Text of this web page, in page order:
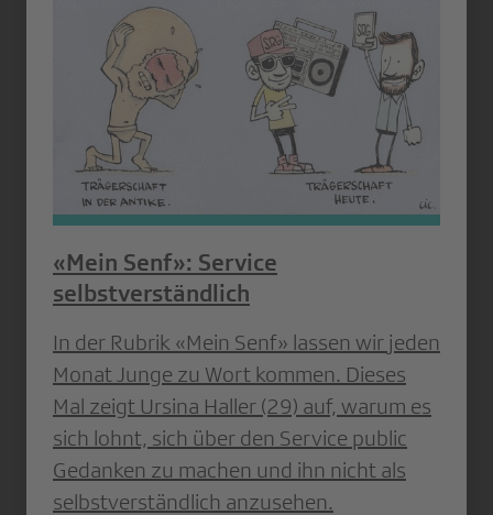
«Mein Senf»: Service
selbstverständlich
In der Rubrik «Mein Senf» lassen wir jeden
Monat Junge zu Wort kommen. Dieses
Mal zeigt Ursina Haller (29) auf, warum es
sich lohnt, sich über den Service public
Gedanken zu machen und ihn nicht als
selbstverständlich anzusehen.